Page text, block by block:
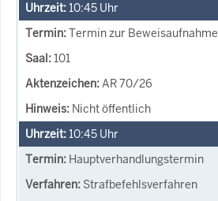
10:45 Uhr
Termin zur Beweisaufnahme
101
AR 70/26
Nicht öffentlich
10:45 Uhr
Hauptverhandlungstermin
Strafbefehlsverfahren